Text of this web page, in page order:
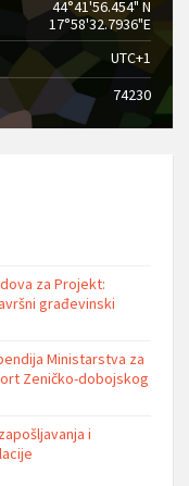
44°41'56.454" N
17°58'32.7936"E
UTC+1
74230
za Projekt:
građevinski
Ministarstva za
Zeničko-dobojskog
i